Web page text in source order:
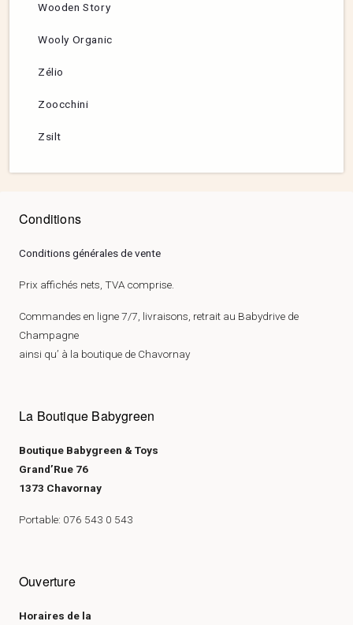
Wooden Story
Wooly Organic
Zélio
Zoocchini
Zsilt
Conditions
Conditions générales de vente
Prix affichés nets, TVA comprise.
Commandes en ligne 7/7, livraisons, retrait au Babydrive de
Champagne
ainsi qu’ à la boutique de Chavornay
La Boutique Babygreen
Boutique Babygreen & Toys
Grand’Rue 76
1373 Chavornay
Portable: 076 543 0 543
Ouverture
Horaires de la